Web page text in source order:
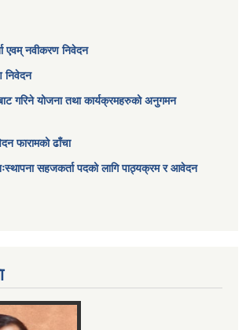
एवम् नवीकरण निवेदन
निवेदन
गरिने योजना तथा कार्यक्रमहरुको अनुगमन
फारामको ढाँचा
सहजकर्ता पदको लागि पाठ्यक्रम र आवेदन